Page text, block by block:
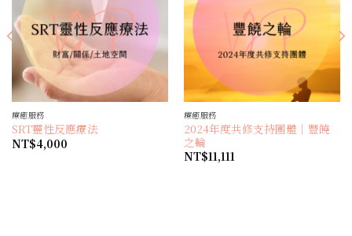
療癒服務
SRT靈性反應療法
NT$4,000
療癒服務
2024年度共修支持團體｜豐饒
之輪
NT$11,111